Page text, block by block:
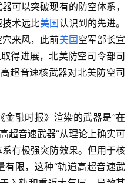
可以突破现有的防空体系，
术远比美国认识到的先进。
穴来风，此前美国空军部长宣
得进展，北美防空司令部司
超音速核武器对北美防空司
融时报》渲染的武器是“在
超音速武器”从理论上确实可
有极强突防效果。但用于核
限，这种“轨道高超音速武